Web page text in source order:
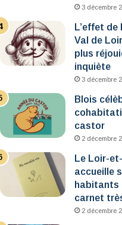
3 décembre
L’effet de
Val de
plus
inquiète
3 décembre
Blois
castor
2 décembre
Le Loir-
accueille
habitants
carnet
2 décembre